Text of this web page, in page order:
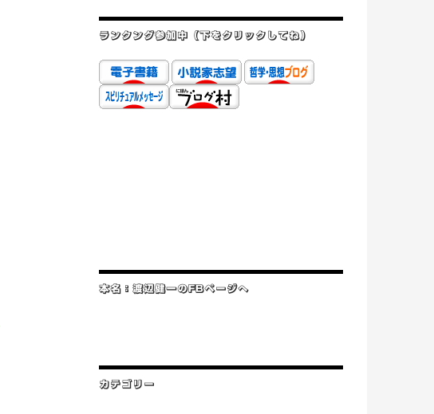
ランクング参加中（下をクリックしてね）
本名：渡辺健一のFBページへ
カテゴリー